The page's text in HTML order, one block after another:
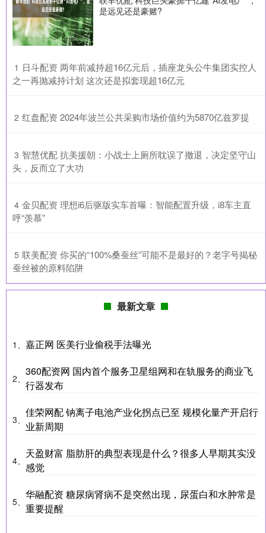
是远见还是豪赌?
1 ​日斗配资 两年前减持超16亿元后，插座龙头公牛集团实控人
之一再抛减持计划 这次还是拟套现超16亿元
2 ​红盘配资 2024年波兰公共采购市场价值约为5870亿兹罗提
3 ​智慧优配 抗美援朝：小战士上厕所耽误了撤退，决定坚守山
头，反而立了大功
4 ​金贝配资 理想i6后驱版实车首曝：智能配置升级，i8车主直
呼“羡慕”
5 ​联美配资 你买的“100%桑蚕丝”可能不是最好的？老字号揭秘
蚕丝被的原料陷阱
最新文章
1、 嘉正网 医美行业偷税手法曝光
2、
360配资网 国内首个服务卫星组网和在轨服务的商业飞
行器发布
3、
佳荣网配 钠离子电池产业化拐点已至 规模化量产开启行
业新周期
4、
天盈财富 脂肪肝的典型表现是什么？很多人早期其实没
感觉
5、
华融配资 糖尿病肾病不是突然出现，尿蛋白和水肿常是
重要提醒